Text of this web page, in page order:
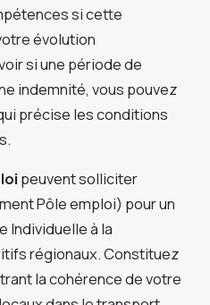
si cette
évolution
si une période de
indemnité, vous pouvez
précise les conditions
peuvent solliciter
Pôle emploi) pour un
Individuelle à la
régionaux. Constituez
la cohérence de votre